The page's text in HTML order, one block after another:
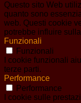
Questo sito Web
quanto sono
web. Questi cookie
potrebbe influire
Funzionali
Funzionali
I cookie funzionali
terze parti.
Performance
Performance
I cookie sulle